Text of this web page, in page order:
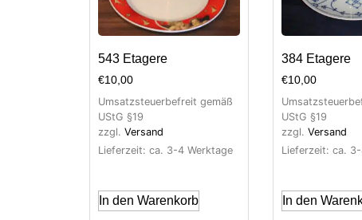
543 Etagere
€10,00
Umsatzsteuerbefreit gemäß
UStG §19
zzgl. Versand
Lieferzeit: ca. 3-4 Werktage
In den Warenkorb
384 Etagere
€10,00
UStG §19
zzgl. Versand
Lieferzeit: ca.
In den